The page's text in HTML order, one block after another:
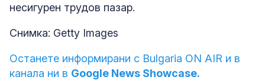
несигурен трудов пазар.
Снимка: Getty Images
Останете информирани с Bulgaria ON AIR и в
канала ни в Google News Showcase.